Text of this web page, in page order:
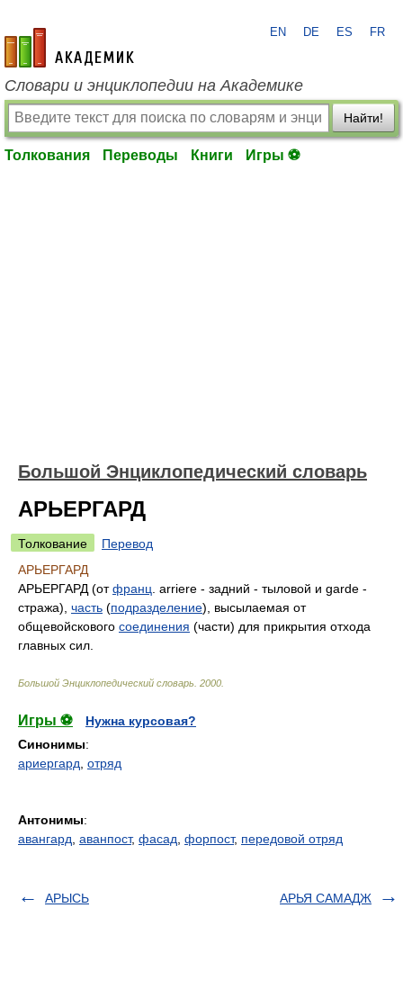
academic.ru
EN DE ES FR
Словари и энциклопедии на Академике
Найти!
Толкования Переводы Книги Игры ⚽
Большой Энциклопедический словарь
АРЬЕРГАРД
Толкование
Перевод
АРЬЕРГАРД
АРЬЕРГАРД (отфранц . arriere - задний - тыловой и garde -
стража), часть (подразделение), высылаемая от
общевойскового соединения (части) для прикрытия отхода
главных сил.
Большой Энциклопедический словарь 2000
Игры ⚽
Нужна курсовая?
Синонимы:
ариергард отряд
Антонимы:
авангард аванпост, фасад форпост, передовой отряд
АРЫСЬ АРЬЯ САМАДЖ